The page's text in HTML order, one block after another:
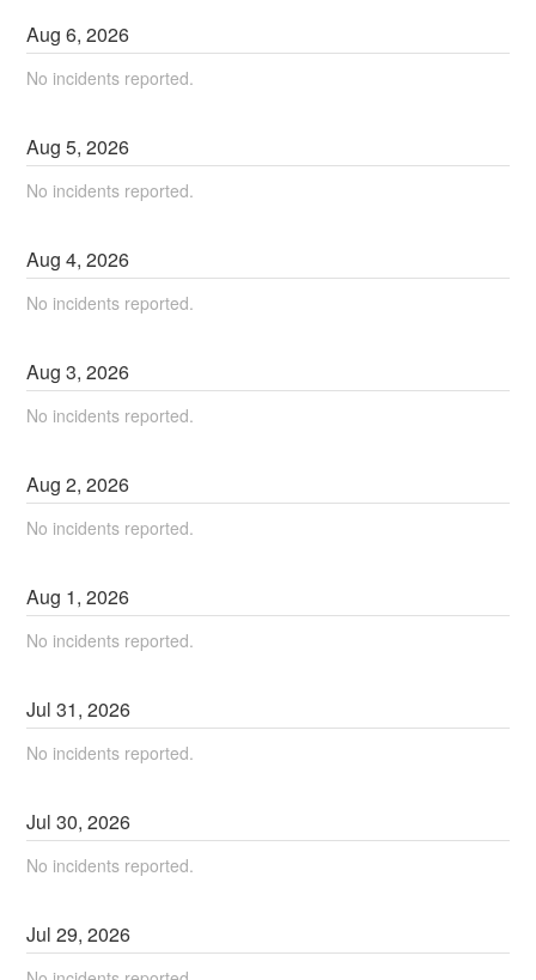
Aug6,2026
No incidents reported.
Aug5,2026
No incidents reported.
Aug4,2026
No incidents reported.
Aug3,2026
No incidents reported.
Aug2,2026
No incidents reported.
Aug 1,2026
No incidents reported.
Jul31,2026
No incidents reported.
Jul30,2026
No incidents reported.
Jul29,2026